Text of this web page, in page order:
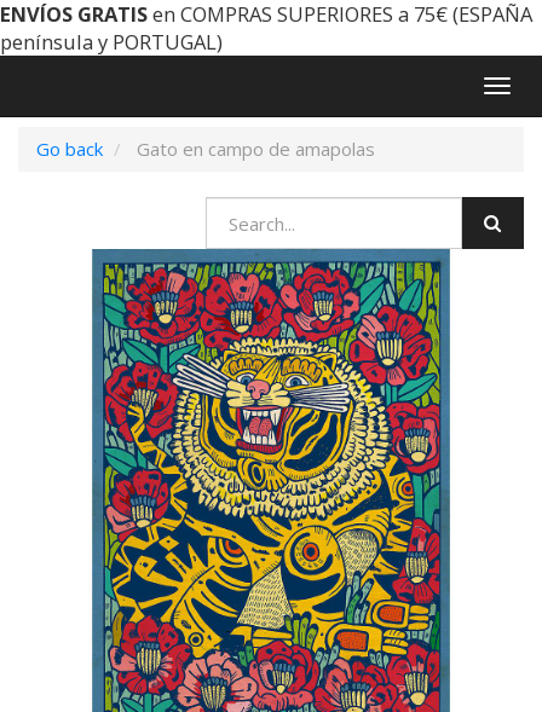
ENVÍOS GRATISen COMPRAS SUPERIORES a 75€ (ESPAÑA
península y PORTUGAL)
Go back
Gato en campo de amapolas